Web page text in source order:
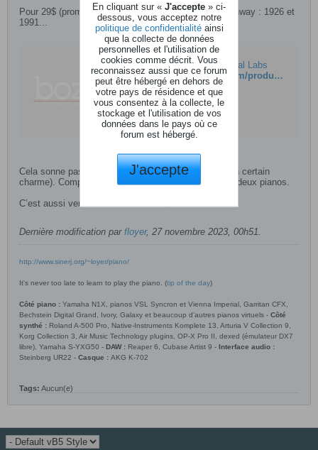
Pour 29$ (promo, prix normal 99$), une paire de Steinway : 1926 et
1991...
Master Keys Pianos – Boz Digital Labs
https://www.bozdigitallabs.com/product/new-york-l-bundle/
Cela sonne pas mal (je n'ai testé que le 1926 qui a un certain
charme). Compter 8Go de samples pour chacun des deux pianos.
C’est aussi vendu unitairement à 19$
Dernière modification par floyer, 27 novembre 2023, 00h51.
http://www.sinerj.org/~loyer/piano/
It's never too late to learn to play the piano. (tip of the day)
Côté piano : Yamaha N1X, pianos VSL Syncron et Vienna Imperial, Garritan CFX,
Bechstein Digital Grand, Ivory, Galaxy et beaucoup d’autres pianos virtuels - Côté
synthé : Roland A-500 Pro, Native-Instruments Komplete 13, Arturia V Collection 9,
Korg Collection 3, Air Music Technology plugins, OP-X Pro II, dexed (émulateur DX7
libre), Yamaha S-YXG50 - DAW : Reaper 6, Cubase Artist 9 - Interface audio :
Steinberg UR22 - Casque : AKG K-702
Tags: Aucun(e)
En cliquant sur « J'accepte » ci-
dessous, vous acceptez notre
politique de confidentialitéainsi
que la collecte de données
personnelles et l'utilisation de
cookies comme décrit. Vous
reconnaissez aussi que ce forum
peut être hébergé en dehors de
votre pays de résidence et que
vous consentez à la collecte, le
stockage et l'utilisation de vos
données dans le pays où ce
forum est hébergé.
J'accepte